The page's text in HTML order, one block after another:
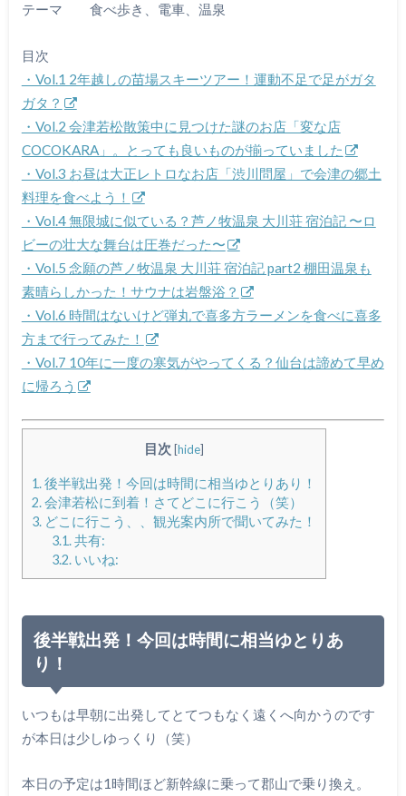
テーマ 食べ歩き、電車、温泉
目次
・Vol.1 2年越しの苗場スキーツアー！運動不足で足がガタ
ガタ？
・Vol.2 会津若松散策中に見つけた謎のお店「変な店
COCOKARA」。とっても良いものが揃っていました
・Vol.3 お昼は大正レトロなお店「渋川問屋」で会津の郷土
料理を食べよう！
・Vol.4 無限城に似ている？芦ノ牧温泉 大川荘 宿泊記 〜ロ
ビーの壮大な舞台は圧巻だった〜
・Vol.5 念願の芦ノ牧温泉 大川荘 宿泊記 part2 棚田温泉も
素晴らしかった！サウナは岩盤浴？
・Vol.6 時間はないけど弾丸で喜多方ラーメンを食べに喜多
方まで行ってみた！
・Vol.7 10年に一度の寒気がやってくる？仙台は諦めて早め
に帰ろう
目次 [hide]
1.後半戦出発！今回は時間に相当ゆとりあり！
2.会津若松に到着！さてどこに行こう（笑）
3.どこに行こう、、観光案内所で聞いてみた！
3.1.共有:
3.2.いいね:
後半戦出発！今回は時間に相当ゆとりあ
り！
いつもは早朝に出発してとてつもなく遠くへ向かうのです
が本日は少しゆっくり（笑）
本日の予定は1時間ほど新幹線に乗って郡山で乗り換え。